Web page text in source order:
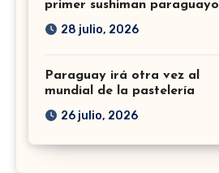
primer sushiman paraguayo
28 julio, 2026
Paraguay irá otra vez al
mundial de la pastelería
26 julio, 2026